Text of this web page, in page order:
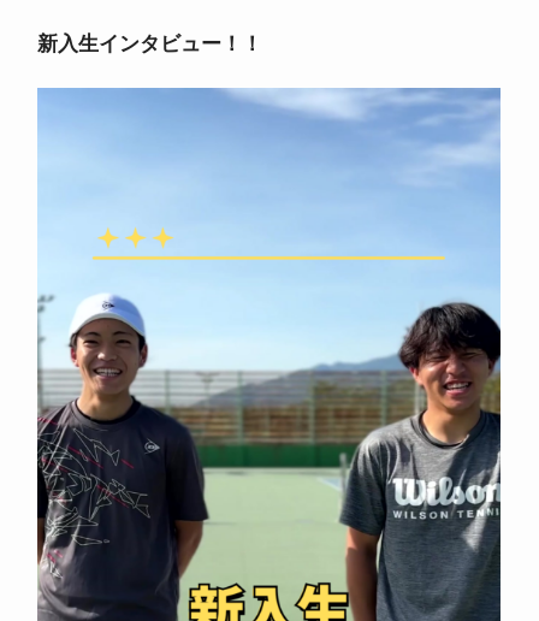
新入生インタビュー！！